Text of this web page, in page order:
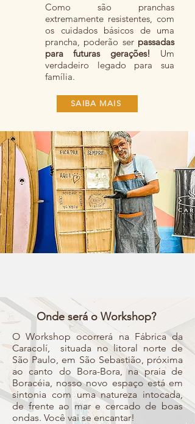
Como são pranchas
extremamente resistentes, com
os cuidados básicos de uma
prancha, poderão ser passadas
para futuras gerações! Um
verdadeiro legado para sua
família.
SAIBA MAIS
Onde será o Workshop?
O Workshop ocorrerá na Fábrica da
Caracolí, situada no litoral norte de
São Paulo, em São Sebastião, próxima
ao canto do Bora-Bora, na praia de
Boracéia, nosso novo espaço está em
sintonia com uma natureza intocada,
de frente ao mar e cercado de boas
ondas. Você vai se encantar!